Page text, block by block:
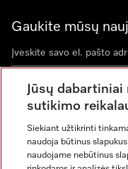
Gaukite mūsų
Jūsų
sutikimo
Siekiant užtikrinti
naudoja būtinus
naudojame nebūtinus